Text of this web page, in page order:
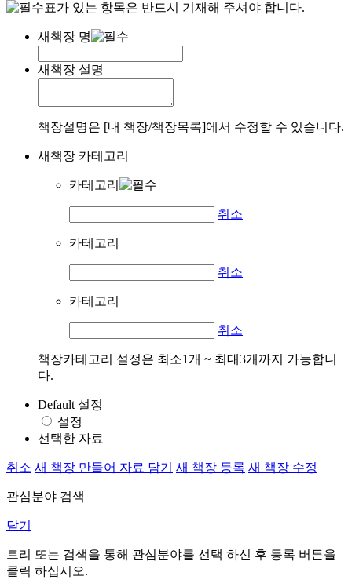
표가 있는 항목은 반드시 기재해 주셔야 합니다.
새책장 명
새책장 설명
책장설명은 [내 책장/책장목록]에서 수정할 수 있습니다.
새책장 카테고리
카테고리
취소
카테고리
취소
카테고리
취소
책장카테고리 설정은 최소1개 ~ 최대3개까지 가능합니
다.
Default 설정
설정
선택한 자료
취소 새 책장 만들어 자료 담기 새 책장 등록 새 책장 수정
관심분야 검색
닫기
트리 또는 검색을 통해 관심분야를 선택 하신 후 등록 버튼을
클릭 하십시오.